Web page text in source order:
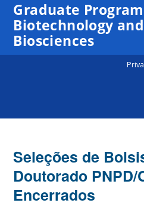
Graduate
Biotechnology and
Biosciences
Seleções de
Doutorado PNPD/
Encerrados